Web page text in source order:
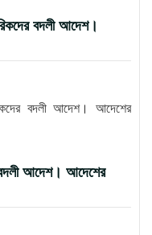
বদলী আদেশ।
বদলী আদেশ। আদেশের
আদেশ। আদেশের